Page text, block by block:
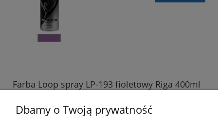
Farba Loop spray LP-193 fioletowy Riga 400ml
Dbamy o Twoją prywatność